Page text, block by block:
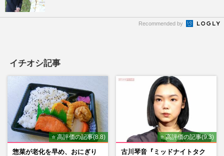
Recommended by
イチオシ記事
⭐ 高評価の記事(8.8)
惣菜が老化を早め、おにぎり
⭐ 高評価の記事(9.3)
古川琴音『ミッドナイトタク